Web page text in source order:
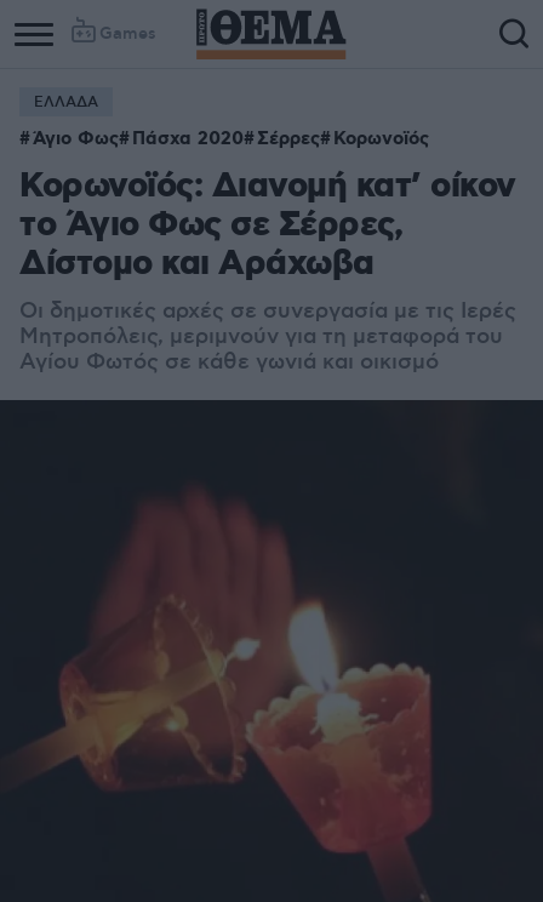
Games
ΕΛΛΑΔΑ
Άγιο Φως Πάσχα 2020 Σέρρες Κορωνοϊός
Κορωνοϊός: Διανομή κατ’ οίκον
το Άγιο Φως σε Σέρρες,
Δίστομο και Αράχωβα
Οι δημοτικές αρχές σε συνεργασία με τις Ιερές
Μητροπόλεις, μεριμνούν για τη μεταφορά του
Αγίου Φωτός σε κάθε γωνιά και οικισμό